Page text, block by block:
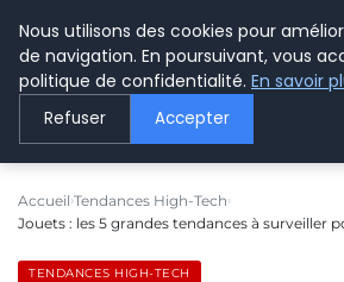
LE
Accueil Tendances High-Tech
Jouets : les 5 grandes tendances à surveiller
TENDANCES HIGH-TECH
Nous utilisons des cookies pour
de navigation. En poursuivant, vous
politique de confidentialité. En savoir
Refuser Accepter